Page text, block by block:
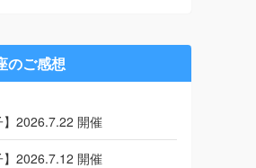
のご感想
】2026.7.22 開催
】2026.7.12 開催